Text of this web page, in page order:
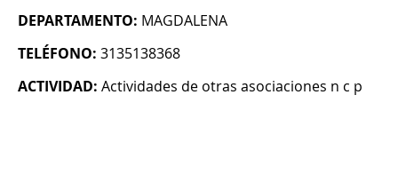
DEPARTAMENTO: MAGDALENA
TELÉFONO: 3135138368
ACTIVIDAD: Actividades de otras asociaciones n c p